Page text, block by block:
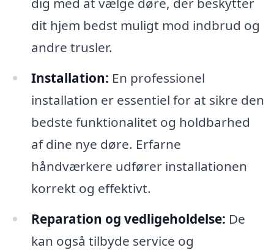
dit hjem bedst muligt mod indbrud og
andre trusler.
Installation: En professionel
installation er essentiel for at sikre den
bedste funktionalitet og holdbarhed
af dine nye døre. Erfarne
håndværkere udfører installationen
korrekt og effektivt.
Reparation og vedligeholdelse: De
kan også tilbyde service og